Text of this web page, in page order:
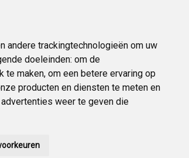
andere trackingtechnologieën om uw
doeleinden: om de
te maken, om een betere ervaring op
producten en diensten te meten en
weer te geven die